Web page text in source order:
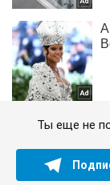
Ты еще не